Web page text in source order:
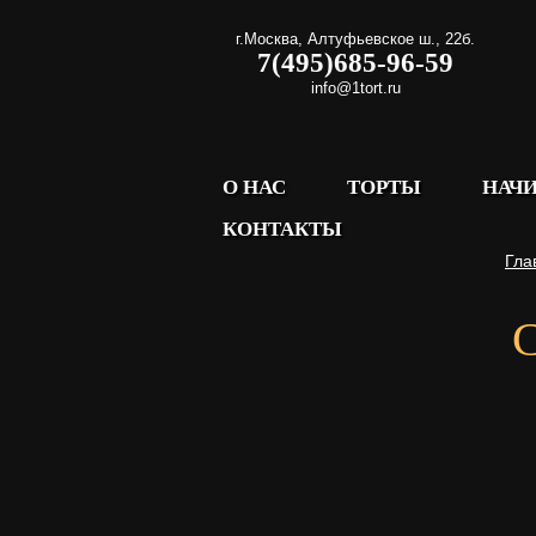
г.Москва, Алтуфьевское ш., 22б.
7(495)685-96-59
info@1tort.ru
О НАС ТОРТЫ
КОНТАКТЫ